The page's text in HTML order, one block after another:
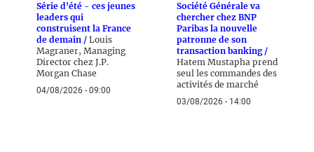
Série d'été - ces jeunes
leaders qui
construisent la France
de demain / Louis
Magraner, Managing
Director chez J.P.
Morgan Chase
04/08/2026 - 09:00
Société Générale va
chercher chez BNP
Paribas la nouvelle
patronne de son
transaction banking /
Hatem Mustapha prend
seul les commandes des
activités de marché
03/08/2026 - 14:00